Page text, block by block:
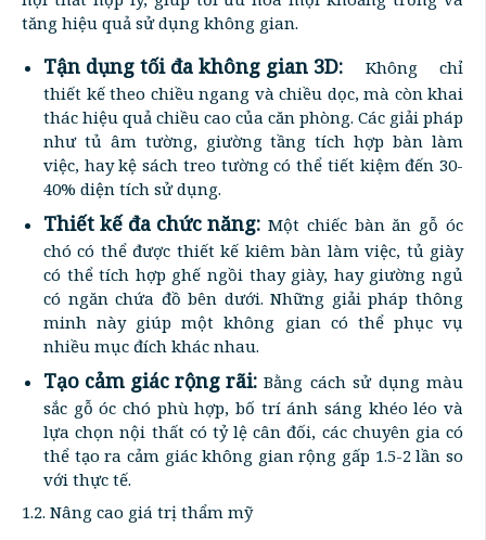
tăng hiệu quả sử dụng không gian.
Tận dụng tối đa không gian 3D: Không chỉ
thiết kế theo chiều ngang và chiều dọc, mà còn khai
thác hiệu quả chiều cao của căn phòng. Các giải pháp
như tủ âm tường, giường tầng tích hợp bàn làm
việc, hay kệ sách treo tường có thể tiết kiệm đến 30-
40% diện tích sử dụng.
Thiết kế đa chức năng: Một chiếc bàn ăn gỗ óc
chó có thể được thiết kế kiêm bàn làm việc, tủ giày
có thể tích hợp ghế ngồi thay giày, hay giường ngủ
có ngăn chứa đồ bên dưới. Những giải pháp thông
minh này giúp một không gian có thể phục vụ
nhiều mục đích khác nhau.
Tạo cảm giác rộng rãi: Bằng cách sử dụng màu
sắc gỗ óc chó phù hợp, bố trí ánh sáng khéo léo và
lựa chọn nội thất có tỷ lệ cân đối, các chuyên gia có
thể tạo ra cảm giác không gian rộng gấp 1.5-2 lần so
với thực tế.
1.2. Nâng cao giá trị thẩm mỹ